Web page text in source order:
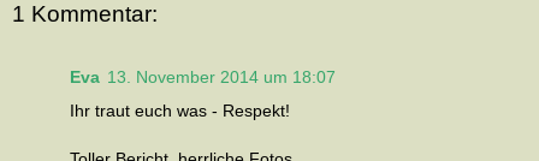
1 Kommentar:
Eva 13. November 2014 um 18:07
Ihr traut euch was - Respekt!